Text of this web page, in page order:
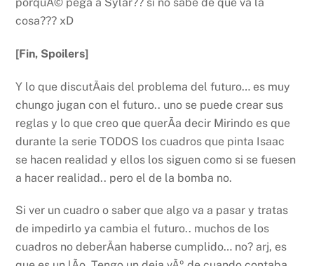
cosa??? xD
[Fin, Spoilers]
Y lo que discutÃ­ais del problema del futuro… es muy
chungo jugan con el futuro.. uno se puede crear sus
reglas y lo que creo que querÃ­a decir Mirindo es que
durante la serie TODOS los cuadros que pinta Isaac
se hacen realidad y ellos los siguen como si se fuesen
a hacer realidad.. pero el de la bomba no.
Si ver un cuadro o saber que algo va a pasar y tratas
de impedirlo ya cambia el futuro.. muchos de los
cuadros no deberÃ­an haberse cumplido… no? arj, es